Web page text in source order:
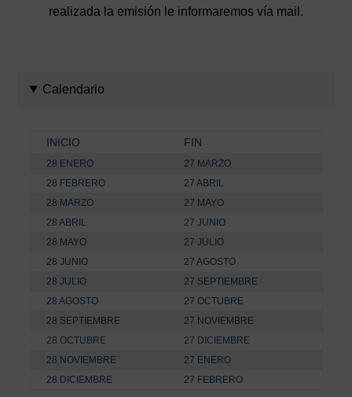
realizada la emisión le informaremos vía mail.
Calendario
INICIO FIN
28 ENERO
27 MARZO
28 FEBRERO
27 ABRIL
28 MARZO
27 MAYO
28 ABRIL
27 JUNIO
28 MAYO
27 JULIO
28 JUNIO
27 AGOSTO
28 JULIO
27 SEPTIEMBRE
28 AGOSTO
27 OCTUBRE
28 SEPTIEMBRE
27 NOVIEMBRE
28 OCTUBRE
27 DICIEMBRE
28 NOVIEMBRE
27 ENERO
28 DICIEMBRE
27 FEBRERO